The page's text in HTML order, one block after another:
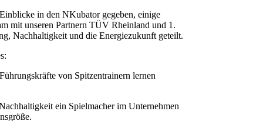
in den NKubator gegeben, einige
mit unseren Partnern TÜV Rheinland und 1.
Nachhaltigkeit und die Energiezukunft geteilt.
von Spitzentrainern lernen
ein Spielmacher im Unternehmen